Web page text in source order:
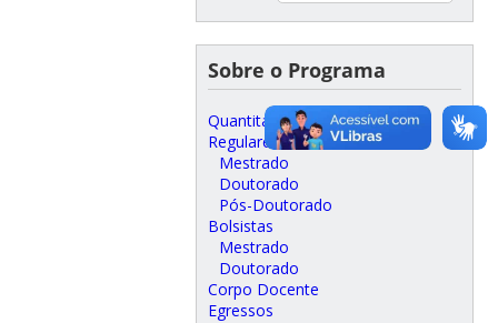
Sobre o Programa
Quantitativos
Regulares
Mestrado
Doutorado
Pós-Doutorado
Bolsistas
Mestrado
Doutorado
Corpo Docente
Egressos